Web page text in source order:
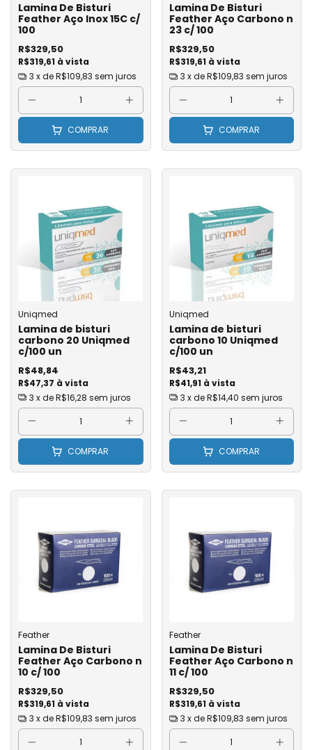
Lamina De Bisturi
Feather Aço Inox 15C c/
100
R$319,61 à vista
R$329,50
3 x deR$109,83 sem juros
COMPRAR
Lamina De Bisturi
Feather Aço Carbono n
23 c/ 100
R$319,61 à vista
R$329,50
3 x deR$109,83 sem juros
COMPRAR
Uniqmed
Lamina de bisturi
carbono 20 Uniqmed
c/100 un
R$47,37 à vista
R$48,84
3 x deR$16,28 sem juros
COMPRAR
Uniqmed
Lamina de bisturi
carbono 10 Uniqmed
c/100 un
R$41,91 à vista
R$43,21
3 x deR$14,40 sem juros
COMPRAR
Feather
Lamina De Bisturi
Feather Aço Carbono n
10 c/ 100
R$319,61 à vista
R$329,50
3 x deR$109,83 sem juros
Feather
Lamina De Bisturi
Feather Aço Carbono n
11 c/ 100
R$319,61 à vista
R$329,50
3 x deR$109,83 sem juros